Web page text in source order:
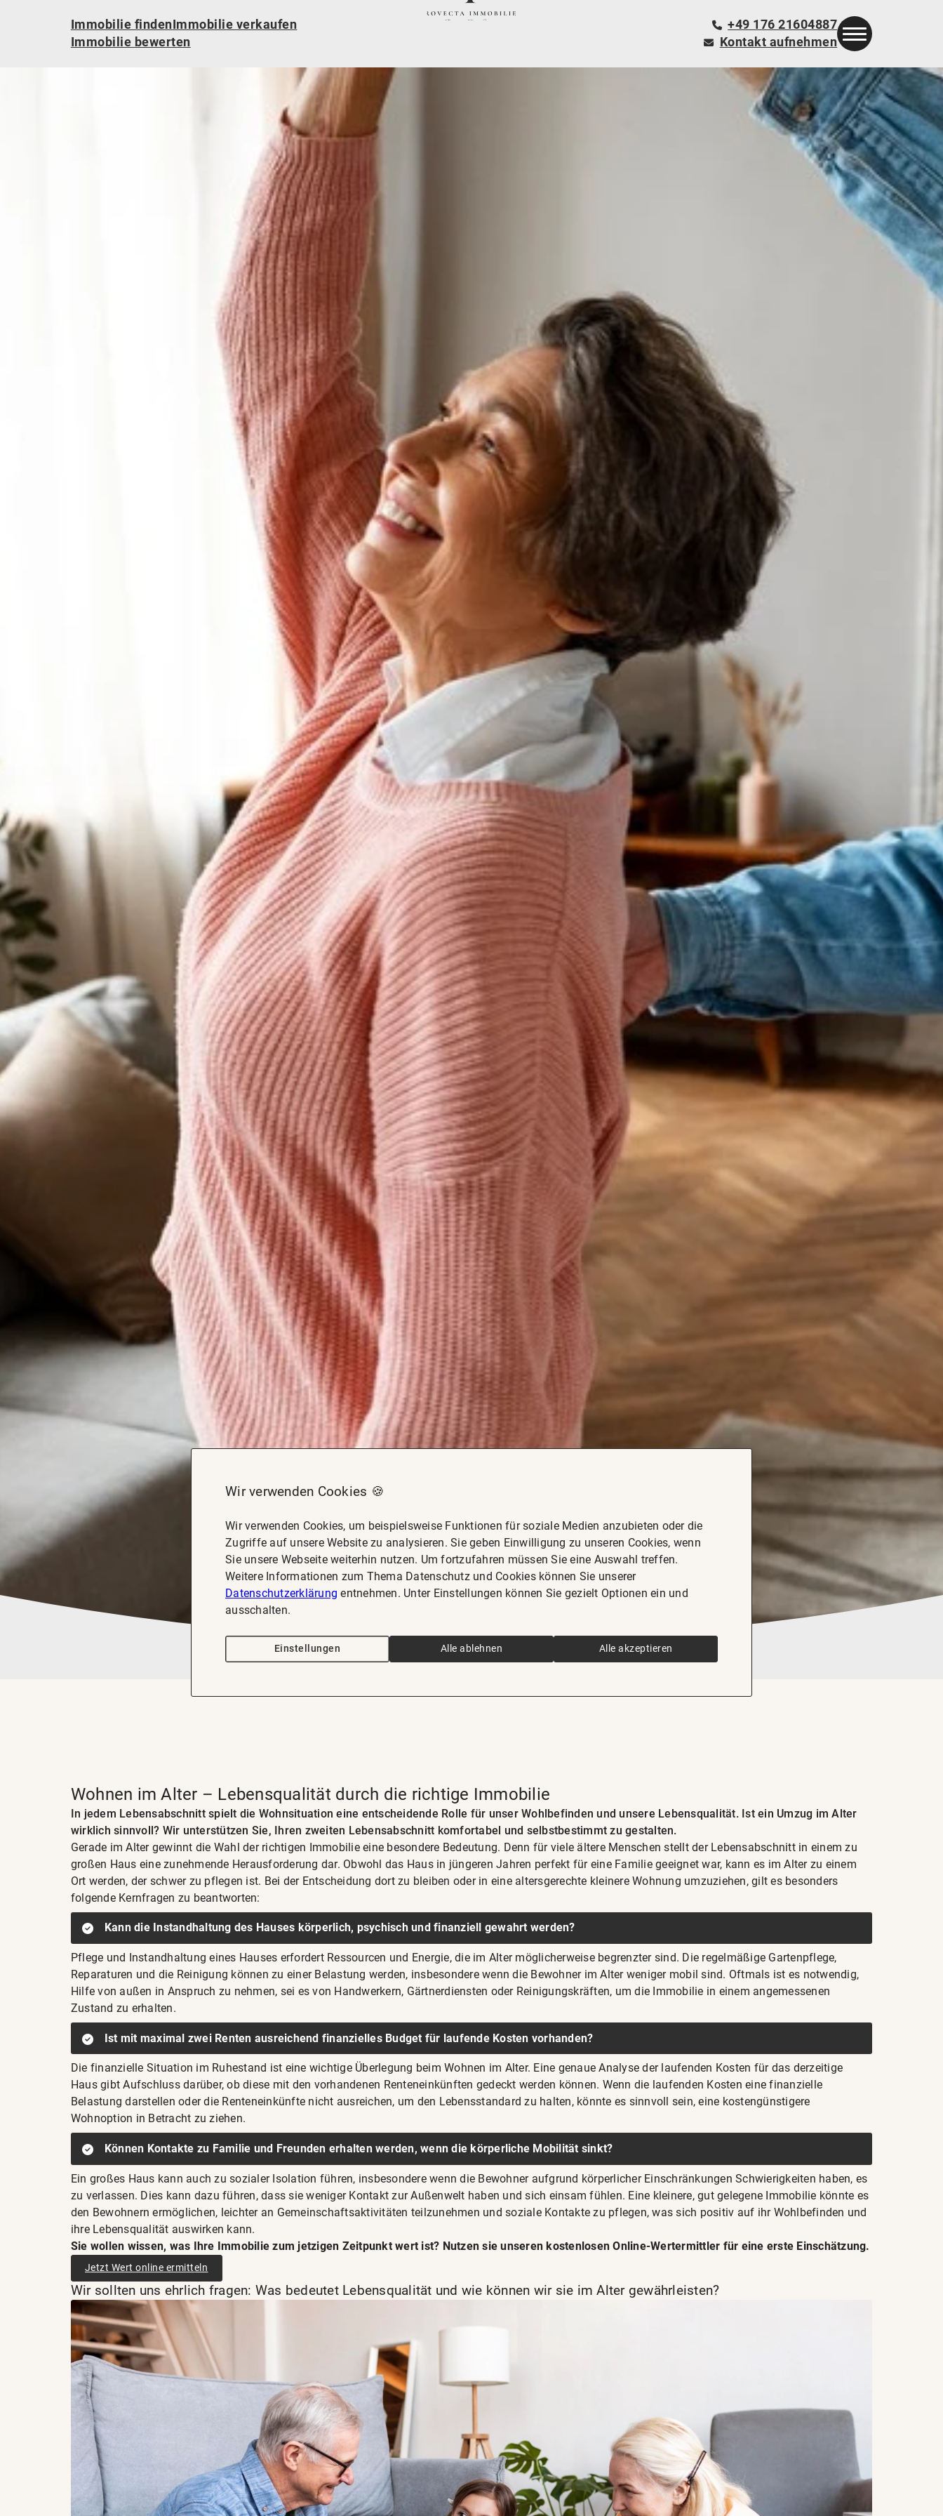
Immobilie finden Immobilie verkaufen
Immobilie bewerten
+49 176 21604887
Kontakt aufnehmen
Wohnen im Alter – Lebensqualität durch die richtige Immobilie
In jedem Lebensabschnitt spielt die Wohnsituation eine entscheidende Rolle für unser Wohlbefinden und unsere Lebensqualität. Ist ein Umzug im Alter
wirklich sinnvoll? Wir unterstützen Sie, Ihren zweiten Lebensabschnitt komfortabel und selbstbestimmt zu gestalten.
Gerade im Alter gewinnt die Wahl der richtigen Immobilie eine besondere Bedeutung. Denn für viele ältere Menschen stellt der Lebensabschnitt in einem zu
großen Haus eine zunehmende Herausforderung dar. Obwohl das Haus in jüngeren Jahren perfekt für eine Familie geeignet war, kann es im Alter zu einem
Ort werden, der schwer zu pflegen ist. Bei der Entscheidung dort zu bleiben oder in eine altersgerechte kleinere Wohnung umzuziehen, gilt es besonders
folgende Kernfragen zu beantworten:
Kann die Instandhaltung des Hauses körperlich, psychisch und finanziell gewahrt werden?
Pflege und Instandhaltung eines Hauses erfordert Ressourcen und Energie, die im Alter möglicherweise begrenzter sind. Die regelmäßige Gartenpflege,
Reparaturen und die Reinigung können zu einer Belastung werden, insbesondere wenn die Bewohner im Alter weniger mobil sind. Oftmals ist es notwendig,
Hilfe von außen in Anspruch zu nehmen, sei es von Handwerkern, Gärtnerdiensten oder Reinigungskräften, um die Immobilie in einem angemessenen
Zustand zu erhalten.
Ist mit maximal zwei Renten ausreichend finanzielles Budget für laufende Kosten vorhanden?
Die finanzielle Situation im Ruhestand ist eine wichtige Überlegung beim Wohnen im Alter. Eine genaue Analyse der laufenden Kosten für das derzeitige
Haus gibt Aufschluss darüber, ob diese mit den vorhandenen Renteneinkünften gedeckt werden können. Wenn die laufenden Kosten eine finanzielle
Belastung darstellen oder die Renteneinkünfte nicht ausreichen, um den Lebensstandard zu halten, könnte es sinnvoll sein, eine kostengünstigere
Wohnoption in Betracht zu ziehen.
Können Kontakte zu Familie und Freunden erhalten werden, wenn die körperliche Mobilität sinkt?
Ein großes Haus kann auch zu sozialer Isolation führen, insbesondere wenn die Bewohner aufgrund körperlicher Einschränkungen Schwierigkeiten haben, es
zu verlassen. Dies kann dazu führen, dass sie weniger Kontakt zur Außenwelt haben und sich einsam fühlen. Eine kleinere, gut gelegene Immobilie könnte es
den Bewohnern ermöglichen, leichter an Gemeinschaftsaktivitäten teilzunehmen und soziale Kontakte zu pflegen, was sich positiv auf ihr Wohlbefinden und
ihre Lebensqualität auswirken kann.
Sie wollen wissen, was Ihre Immobilie zum jetzigen Zeitpunkt wert ist? Nutzen sie unseren kostenlosen Online-Wertermittler für eine erste Einschätzung.
Jetzt Wert online ermitteln
Wir sollten uns ehrlich fragen: Was bedeutet Lebensqualität und wie können wir sie im Alter gewährleisten?
Wir verwenden Cookies 🍪
Wir verwenden Cookies, um beispielsweise Funktionen für soziale Medien anzubieten oder die
Zugriffe auf unsere Website zu analysieren. Sie geben Einwilligung zu unseren Cookies, wenn
Sie unsere Webseite weiterhin nutzen. Um fortzufahren müssen Sie eine Auswahl treffen.
Weitere Informationen zum Thema Datenschutz und Cookies können Sie unserer
Datenschutzerklärung entnehmen. Unter Einstellungen können Sie gezielt Optionen ein und
ausschalten.
Einstellungen Alle ablehnen Alle akzeptieren